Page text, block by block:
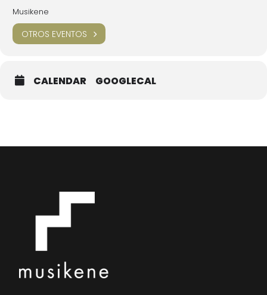
Musikene
OTROS EVENTOS
CALENDAR GOOGLECAL